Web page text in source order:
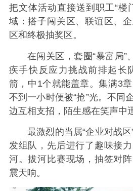
把文体活动直接送到职工“楼
域：搭子闯关区、联谊区、
区和终极抽奖区。
在闯关区，套圈“暴富局”
疾手快反应力挑战前排起长
箭，中1个就能盖章。集满3
不到一小时便被“抢”光。不同
边互相支招，陌生感在笑声中
最激烈的当属“企业对战
发组队，先后进行了趣味接
河。拔河比赛现场，抽签对
震天响。